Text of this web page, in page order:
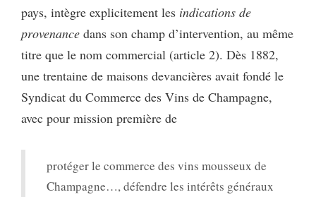
pays, intègre explicitement les indications de
provenance dans son champ d’intervention, au même
titre que le nom commercial (article 2). Dès 1882,
une trentaine de maisons devancières avait fondé le
Syndicat du Commerce des Vins de Champagne,
avec pour mission première de
protéger le commerce des vins mousseux de
Champagne…, défendre les intérêts généraux